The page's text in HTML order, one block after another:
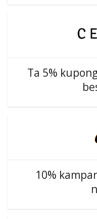
Ta 5%
10%